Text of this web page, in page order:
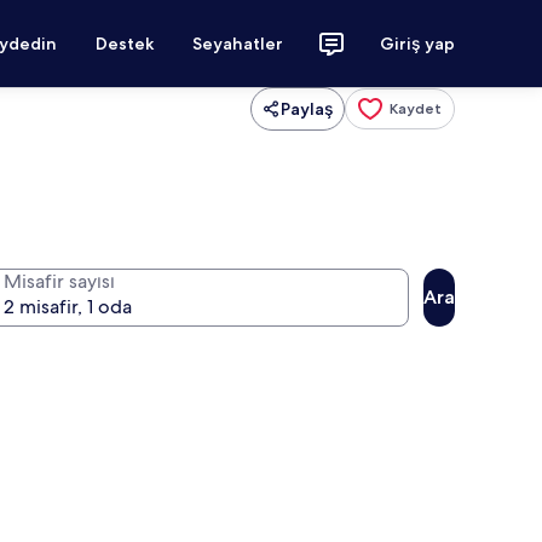
Destek Seyahatler Giriş yap
Paylaş Kaydet
Misafir sayısı
Ara